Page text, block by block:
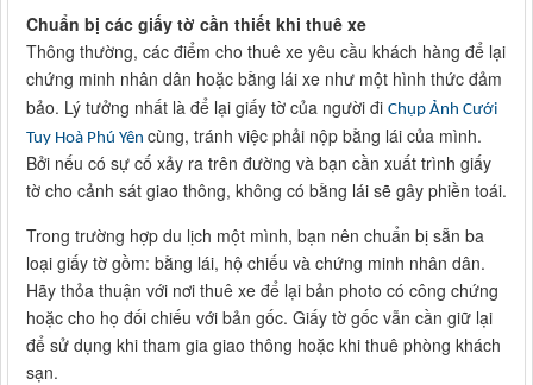
Chuẩn bị các giấy tờ cần thiết khi thuê xe
Thông thường, các điểm cho thuê xe yêu cầu khách hàng để lại
chứng minh nhân dân hoặc bằng lái xe như một hình thức đảm
bảo. Lý tưởng nhất là để lại giấy tờ của người đi Chụp Ảnh Cưới
Tuy Hoà Phú Yên cùng, tránh việc phải nộp bằng lái của mình.
Bởi nếu có sự cố xảy ra trên đường và bạn cần xuất trình giấy
tờ cho cảnh sát giao thông, không có bằng lái sẽ gây phiền toái.
Trong trường hợp du lịch một mình, bạn nên chuẩn bị sẵn ba
loại giấy tờ gồm: bằng lái, hộ chiếu và chứng minh nhân dân.
Hãy thỏa thuận với nơi thuê xe để lại bản photo có công chứng
hoặc cho họ đối chiếu với bản gốc. Giấy tờ gốc vẫn cần giữ lại
để sử dụng khi tham gia giao thông hoặc khi thuê phòng khách
sạn.